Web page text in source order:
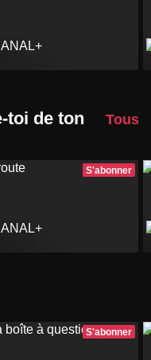
Tous
S'abonner
S'abonner